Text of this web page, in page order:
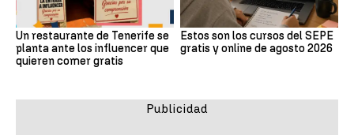
Un restaurante de Tenerife se
planta ante los influencer que
quieren comer gratis
Estos son los cursos del SEPE
gratis y online de agosto 2026